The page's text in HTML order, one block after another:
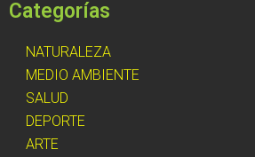
Categorías
NATURALEZA
MEDIO AMBIENTE
SALUD
DEPORTE
ARTE